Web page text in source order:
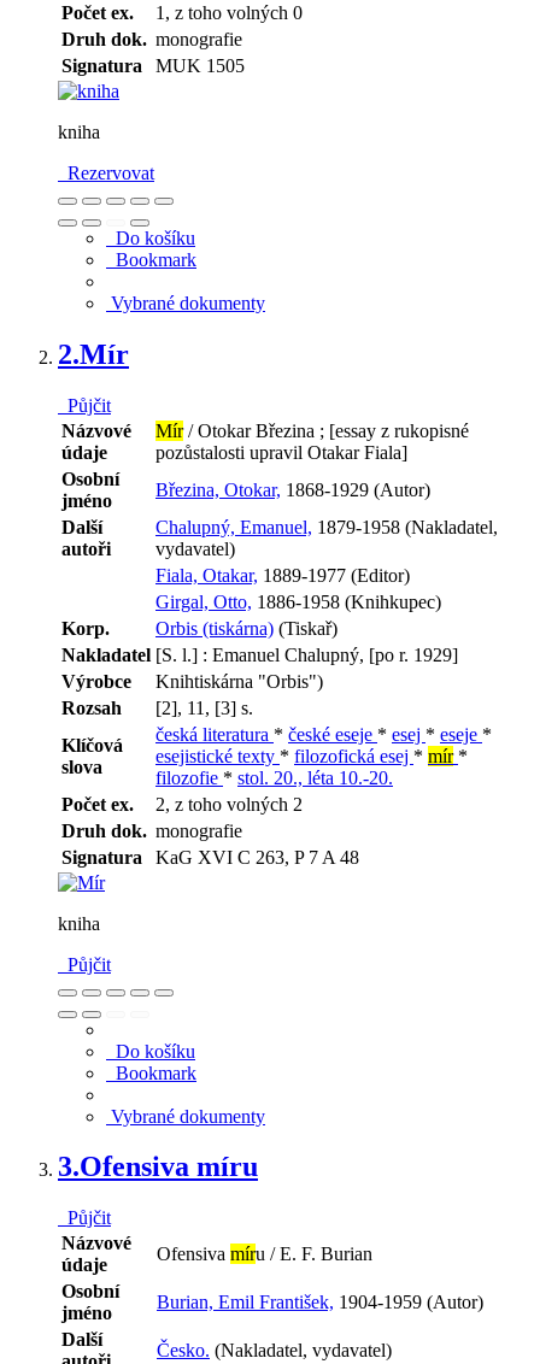
Počet ex.
1, z toho volných 0
Druh dok. monografie
Signatura
MUK 1505
kniha
Rezervovat
Do košíku
Bookmark
Vybrané dokumenty
2.Mír
Půjčit
Názvové
údaje
Mír/ Otokar Březina ; [essay z rukopisné
pozůstalosti upravil Otakar Fiala]
Osobní
jméno
Březina, Otokar, 1868-1929 (Autor)
Další
autoři
Chalupný, Emanuel, 1879-1958 (Nakladatel,
vydavatel)
Fiala, Otakar, 1889-1977 (Editor)
Girgal, Otto, 1886-1958 (Knihkupec)
Korp.
Orbis (tiskárna) (Tiskař)
Nakladatel [S. l.] : Emanuel Chalupný, [po r. 1929]
Výrobce
Knihtiskárna "Orbis")
Rozsah
[2], 11, [3] s.
Klíčová
slova
česká literatura * české eseje * esej * eseje *
esejistické texty * filozofická esej * mír *
filozofie * stol. 20., léta 10.-20.
Počet ex.
2, z toho volných 2
Druh dok. monografie
Signatura
KaG XVI C 263, P 7 A 48
kniha
Půjčit
Do košíku
Bookmark
Vybrané dokumenty
3.Ofensiva míru
Půjčit
Názvové
údaje
Ofensiva míru / E. F. Burian
Osobní
jméno
Burian, Emil František, 1904-1959 (Autor)
Další
Česko. (Nakladatel, vydavatel)